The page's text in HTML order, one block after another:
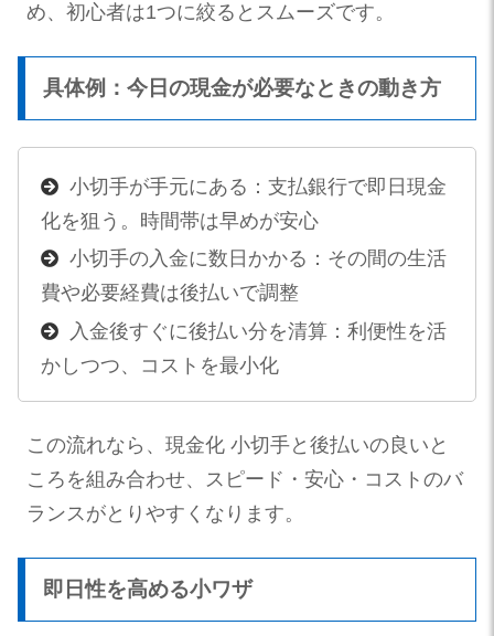
め、初心者は1つに絞るとスムーズです。
具体例：今日の現金が必要なときの動き方
小切手が手元にある：支払銀行で即日現金
化を狙う。時間帯は早めが安心
小切手の入金に数日かかる：その間の生活
費や必要経費は後払いで調整
入金後すぐに後払い分を清算：利便性を活
かしつつ、コストを最小化
この流れなら、現金化 小切手と後払いの良いと
ころを組み合わせ、スピード・安心・コストのバ
ランスがとりやすくなります。
即日性を高める小ワザ